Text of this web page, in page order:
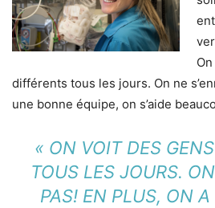
différents tous les jours. On ne
une bonne équipe, on s’aide
« ON VOIT DES
TOUS LES JOURS.
PAS! EN PLUS, ON